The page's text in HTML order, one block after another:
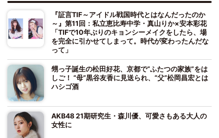
『証言TIF～アイドル戦国時代とはなんだったのか
～』第11回：私立恵比寿中学・真山りか×安本彩花
「TIFで10年ぶりのキョンシーメイクをしたら、場
を完全に引かせてしまって。時代が変わったんだな
って」
甥っ子誕生の松田好花、京都で“ふたつの家族”をは
しご！ “母”黒谷友香に見送られ、“父”松岡昌宏とは
ハシゴ酒
AKB48 21期研究生・森川優、可愛さもある大人の
女性に